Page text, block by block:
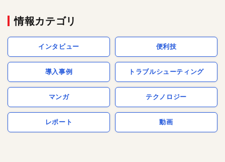
情報カテゴリ
インタビュー 便利技
導入事例 トラブルシューティング
マンガ テクノロジー
レポート 動画